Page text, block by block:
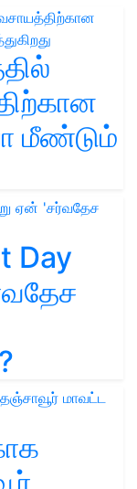
மீண்டும்
Day